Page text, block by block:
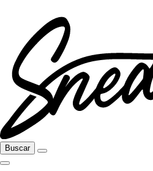
Buscar